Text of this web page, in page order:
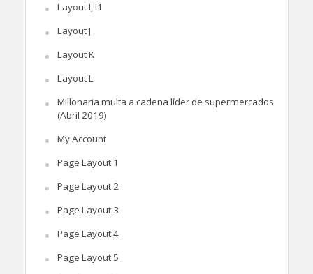
Layout I, I1
Layout J
Layout K
Layout L
Millonaria multa a cadena líder de supermercados
(Abril 2019)
My Account
Page Layout 1
Page Layout 2
Page Layout 3
Page Layout 4
Page Layout 5